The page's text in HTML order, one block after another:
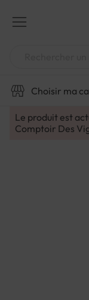
contenu
Choisir ma
Le produit est
Comptoir Des